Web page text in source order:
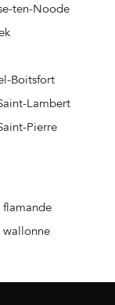
ten-Noode
Boitsfort
Lambert
Pierre
flamande
wallonne